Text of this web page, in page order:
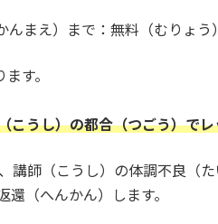
まえ）まで：無料（むりょう）
す。
こうし）の都合（つごう）で
講師（こうし）の体調不良（
（へんかん）します。